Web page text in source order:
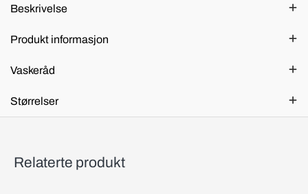
Beskrivelse
Produkt informasjon
Vaskeråd
Størrelser
Relaterte produkt